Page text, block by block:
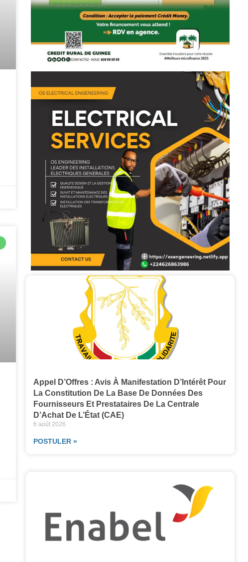
Appel D’Offres : Avis À Manifestation D’Intérêt Pour
La Constitution De La Base De Données Des
Fournisseurs Et Prestataires De La Centrale
D’Achat De L’État (CAE)
6 août 2026
POSTULER »